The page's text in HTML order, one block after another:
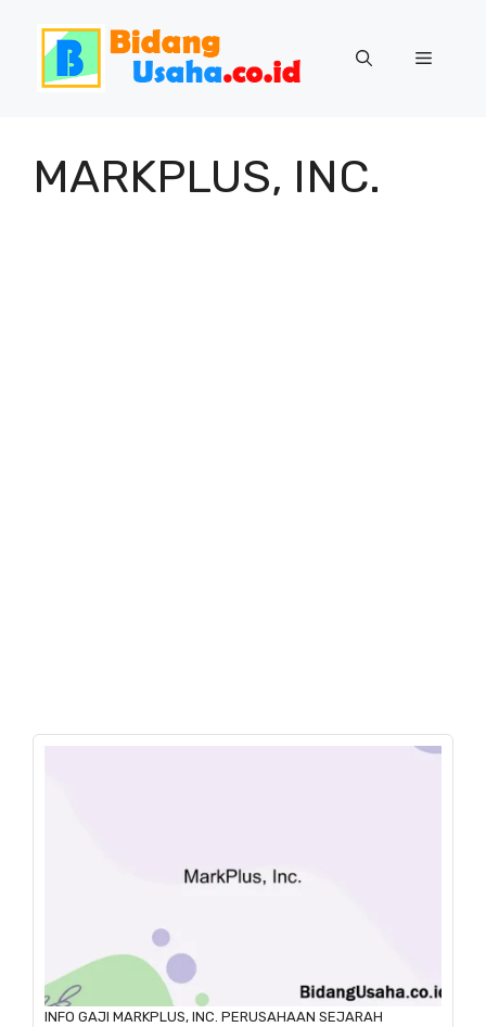
Menu
MARKPLUS, INC.
INFO GAJI MARKPLUS, INC. PERUSAHAAN SEJARAH